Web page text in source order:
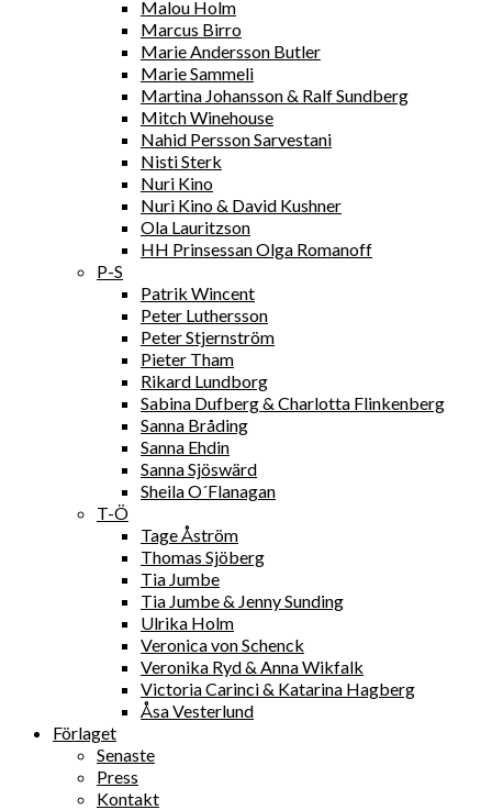
Malou Holm
Marcus Birro
Marie Andersson Butler
Marie Sammeli
Martina Johansson & Ralf Sundberg
Mitch Winehouse
Nahid Persson Sarvestani
Nisti Sterk
Nuri Kino
Nuri Kino & David Kushner
Ola Lauritzson
HH Prinsessan Olga Romanoff
P-S
Patrik Wincent
Peter Luthersson
Peter Stjernström
Pieter Tham
Rikard Lundborg
Sabina Dufberg & Charlotta Flinkenberg
Sanna Bråding
Sanna Ehdin
Sanna Sjöswärd
Sheila O´Flanagan
T-Ö
Tage Åström
Thomas Sjöberg
Tia Jumbe
Tia Jumbe & Jenny Sunding
Ulrika Holm
Veronica von Schenck
Veronika Ryd & Anna Wikfalk
Victoria Carinci & Katarina Hagberg
Åsa Vesterlund
Förlaget
Senaste
Press
Kontakt